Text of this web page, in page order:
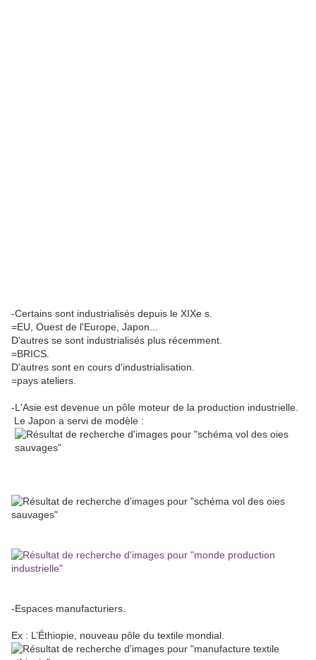
-Certains sont industrialisés depuis le XIXe s.
=EU, Ouest de l'Europe, Japon...
D'autres se sont industrialisés plus récemment.
=BRICS.
D'autres sont en cours d'industrialisation.
=pays ateliers.
-L'Asie est devenue un pôle moteur de la production industrielle.
Le Japon a servi de modèle :
-Espaces manufacturiers.
Ex : L’Éthiopie, nouveau pôle du textile mondial.